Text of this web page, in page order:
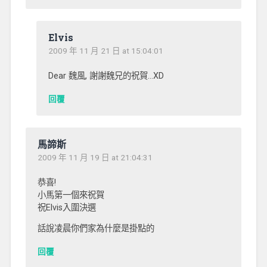
Elvis
2009 年 11 月 21 日 at 15:04:01
Dear 魏風, 謝謝魏兄的祝賀…XD
回覆
馬諦斯
2009 年 11 月 19 日 at 21:04:31
恭喜!
小馬第一個來祝賀
祝Elvis入圍決選
話說凌晨你們家為什麼是掛點的
回覆